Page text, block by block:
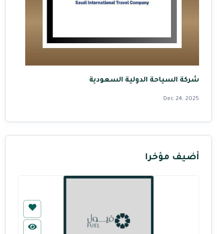
شركة السياحة الدولية السعودية
Dec 24, 2025
أضيف مؤخرا